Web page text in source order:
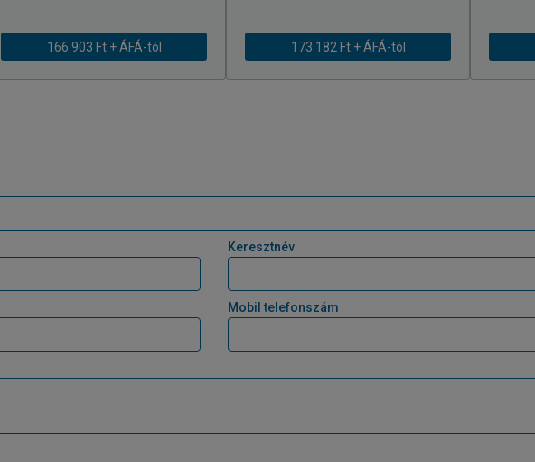
166 903 Ft + ÁFÁ-tól 173 182 Ft + ÁFÁ-tól
Keresztnév
Mobil telefonszám